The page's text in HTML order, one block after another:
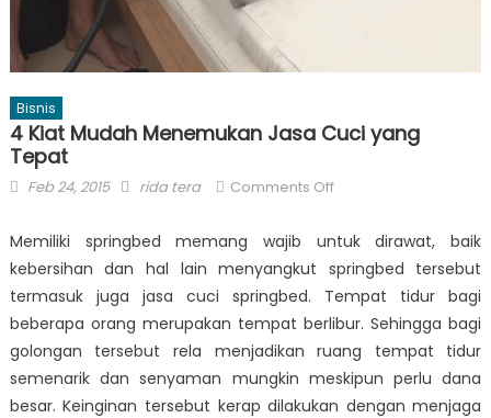
Bisnis
4 Kiat Mudah Menemukan Jasa Cuci yang
Tepat
Posted
Feb 24, 2015 Author
rida tera Comments Offon
Kiat
Mudah
Menemukan
Jasa
Cuci
yang
Tepat
Memiliki springbed memang wajib untuk dirawat, baik
kebersihan dan hal lain menyangkut springbed tersebut
termasuk juga jasa cuci springbed. Tempat tidur bagi
beberapa orang merupakan tempat berlibur. Sehingga bagi
golongan tersebut rela menjadikan ruang tempat tidur
semenarik dan senyaman mungkin meskipun perlu dana
besar. Keinginan tersebut kerap dilakukan dengan menjaga